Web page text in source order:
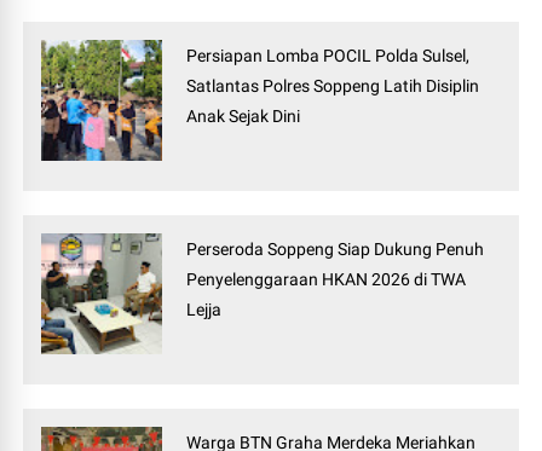
Persiapan Lomba POCIL Polda Sulsel,
Satlantas Polres Soppeng Latih Disiplin
Anak Sejak Dini
Perseroda Soppeng Siap Dukung Penuh
Penyelenggaraan HKAN 2026 di TWA
Lejja
Warga BTN Graha Merdeka Meriahkan